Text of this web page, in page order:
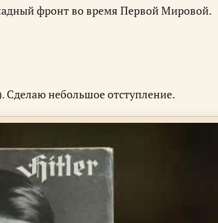
фронт во время Первой Мировой.
Сделаю небольшое отступление.